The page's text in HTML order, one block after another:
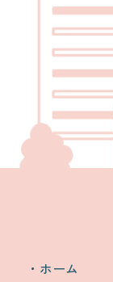
ホーム